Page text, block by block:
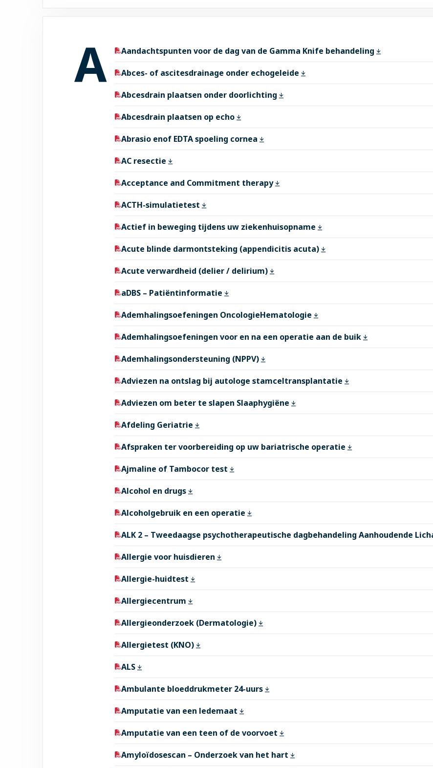
A Aandachtspunten voor de dag van de Gamma Knife behandeling
Abces- of ascitesdrainage onder echogeleide
Abcesdrain plaatsen onder doorlichting
Abcesdrain plaatsen op echo
Abrasio enof EDTA spoeling cornea
AC resectie
Acceptance and Commitment therapy
ACTH-simulatietest
Actief in beweging tijdens uw ziekenhuisopname
Acute blinde darmontsteking (appendicitis acuta)
Acute verwardheid (delier / delirium)
aDBS – Patiëntinformatie
Ademhalingsoefeningen OncologieHematologie
Ademhalingsoefeningen voor en na een operatie aan de buik
Ademhalingsondersteuning (NPPV)
Adviezen na ontslag bij autologe stamceltransplantatie
Adviezen om beter te slapen Slaaphygiëne
Afdeling Geriatrie
Afspraken ter voorbereiding op uw bariatrische operatie
Ajmaline of Tambocor test
Alcohol en drugs
Alcoholgebruik en een operatie
ALK 2 – Tweedaagse psychotherapeutische dagbehandeling Aanhoudende
Allergie voor huisdieren
Allergie-huidtest
Allergiecentrum
Allergieonderzoek (Dermatologie)
Allergietest (KNO)
ALS
Ambulante bloeddrukmeter 24-uurs
Amputatie van een ledemaat
Amputatie van een teen of de voorvoet
Amyloïdosescan – Onderzoek van het hart